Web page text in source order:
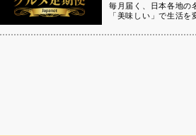
毎月届く、日本各地の
「美味しい」で生活を